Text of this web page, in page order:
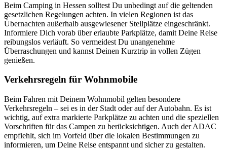
Beim Camping in Hessen solltest Du unbedingt auf die geltenden
gesetzlichen Regelungen achten. In vielen Regionen ist das
Übernachten außerhalb ausgewiesener Stellplätze eingeschränkt.
Informiere Dich vorab über erlaubte Parkplätze, damit Deine Reise
reibungslos verläuft. So vermeidest Du unangenehme
Überraschungen und kannst Deinen Kurztrip in vollen Zügen
genießen.
Verkehrsregeln für Wohnmobile
Beim Fahren mit Deinem Wohnmobil gelten besondere
Verkehrsregeln – sei es in der Stadt oder auf der Autobahn. Es ist
wichtig, auf extra markierte Parkplätze zu achten und die speziellen
Vorschriften für das Campen zu berücksichtigen. Auch der ADAC
empfiehlt, sich im Vorfeld über die lokalen Bestimmungen zu
informieren, um Deine Reise entspannt und sicher zu gestalten.